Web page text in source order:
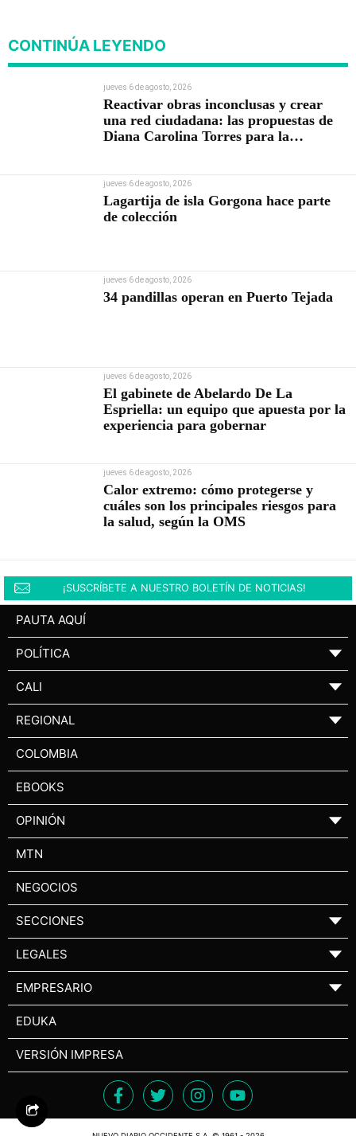
CONTINÚA LEYENDO
jueves 6 de agosto, 2026
Reactivar obras inconclusas y crear
una red ciudadana: las propuestas de
Diana Carolina Torres para la
jueves 6 de agosto, 2026
Lagartija de isla Gorgona hace parte
de colección
jueves 6 de agosto, 2026
34 pandillas operan en Puerto Tejada
jueves 6 de agosto, 2026
El gabinete de Abelardo De La
Espriella: un equipo que apuesta por la
experiencia para gobernar
jueves 6 de agosto, 2026
Calor extremo: cómo protegerse y
cuáles son los principales riesgos para
la salud, según la OMS
¡SUSCRÍBETE A NUESTRO BOLETÍN DE NOTICIAS!
PAUTA AQUÍ
POLÍTICA ▼
CALI ▼
REGIONAL ▼
COLOMBIA
EBOOKS
OPINIÓN ▼
MTN
NEGOCIOS
SECCIONES ▼
LEGALES ▼
EMPRESARIO ▼
EDUKA
VERSIÓN IMPRESA